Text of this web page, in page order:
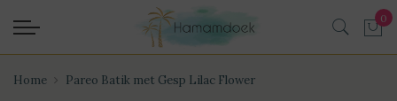
Home Pareo Batik met Gesp Lilac Flower